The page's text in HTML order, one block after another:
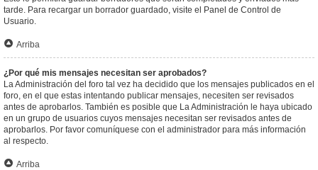
tarde. Para recargar un borrador guardado, visite el Panel de Control de
Usuario.
Arriba
¿Por qué mis mensajes necesitan ser aprobados?
La Administración del foro tal vez ha decidido que los mensajes publicados en el
foro, en el que estas intentando publicar mensajes, necesiten ser revisados
antes de aprobarlos. También es posible que La Administración le haya ubicado
en un grupo de usuarios cuyos mensajes necesitan ser revisados antes de
aprobarlos. Por favor comuníquese con el administrador para más información
al respecto.
Arriba